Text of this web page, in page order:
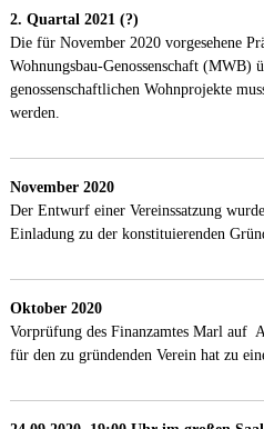
2. Quartal 2021 (?)
Die für November 2020 vorgesehene
Wohnungsbau-Genossenschaft (MWB)
genossenschaftlichen Wohnprojekte
werden.
November 2020
Der Entwurf einer Vereinssatzung
Einladung zu der konstituierenden
Oktober 2020
Vorprüfung des Finanzamtes Marl auf
für den zu gründenden Verein hat zu